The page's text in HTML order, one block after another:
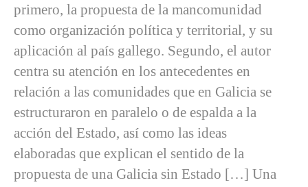
primero, la propuesta de la mancomunidad
como organización política y territorial, y su
aplicación al país gallego. Segundo, el autor
centra su atención en los antecedentes en
relación a las comunidades que en Galicia se
estructuraron en paralelo o de espalda a la
acción del Estado, así como las ideas
elaboradas que explican el sentido de la
propuesta de una Galicia sin Estado […] Una